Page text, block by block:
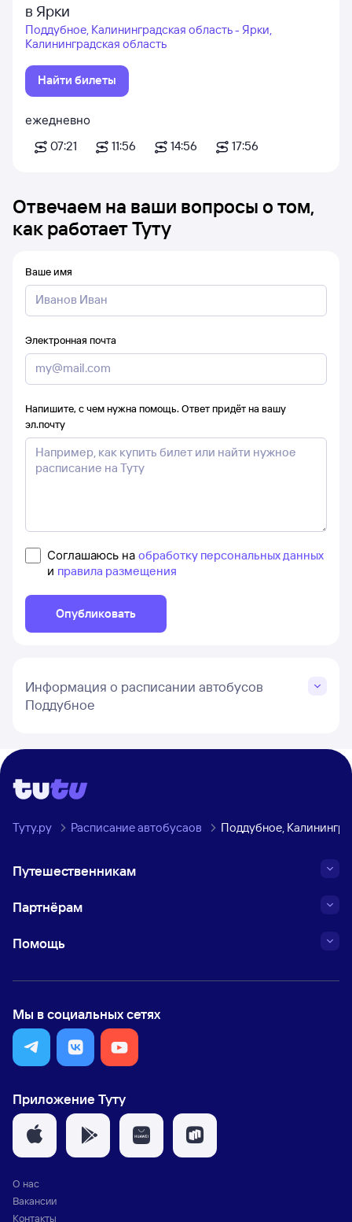
в Ярки
Поддубное, Калининградская область - Ярки,
Калининградская область
Найти билеты
ежедневно
07:21
11:56 14:56 17:56
Отвечаем на ваши вопросы о том,
как работает Туту
Ваше имя
Электронная почта
Напишите, с чем нужна помощь. Ответ придёт на вашу
эл.почту
Соглашаюсь на обработку персональных данных
и правила размещения
Опубликовать
Информация о расписании автобусов
Поддубное
Туту.ру Расписание автобусаов Поддубное,
Путешественникам
Партнёрам
Помощь
Мы в социальных сетях
Приложение Туту
О нас
Вакансии
Контакты